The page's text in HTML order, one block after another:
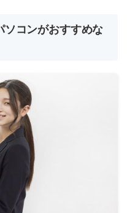
コンがおすすめな